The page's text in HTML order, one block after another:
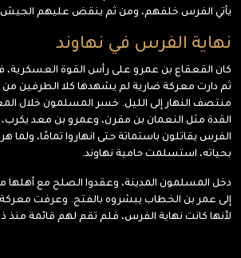
يأتي الفرس خلفهم، ومن ثم ينقض عليهم الجيش
نهاية الفرس في نهاوند
كان القعقاع بن عمرو على رأس القوة العسكرية،
ثم دارت معركة ضارية لم يشهدها كلا الطرفين
منتصف النهار إلى الليل. خسر المسلمون خلال
القدة مثل النعمان بن مقرن، وعمرو بن معد
الفرس يقاتلون باستماتة حتى انهاروا تمامًا،
بحياته، استسلمت حامية نهاوند.
دخل المسلمون المدينة، وعقدوا الصلح مع أهلها
إلى عمر بن الخطاب يبشروه بالفتح. وعرفت معركة
لأنها كانت نهاية الفرس، فلم تقم لهم قائمة منذ